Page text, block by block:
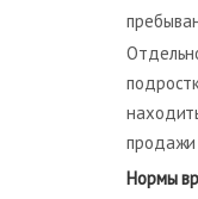
продажи
Нормы